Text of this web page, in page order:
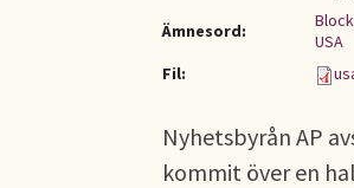
Ämnesord:
USA
Fil:
Nyhetsbyrån AP
kommit över en